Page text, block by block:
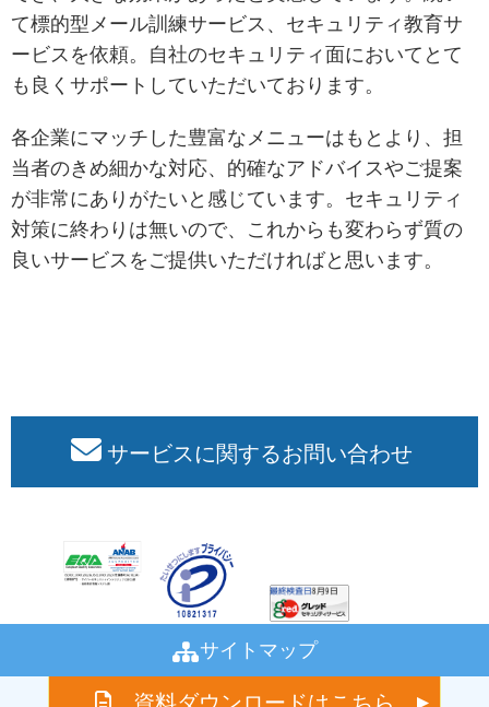
て標的型メール訓練サービス、セキュリティ教育サ
ービスを依頼。自社のセキュリティ面においてとて
も良くサポートしていただいております。
各企業にマッチした豊富なメニューはもとより、担
当者のきめ細かな対応、的確なアドバイスやご提案
が非常にありがたいと感じています。セキュリティ
対策に終わりは無いので、これからも変わらず質の
良いサービスをご提供いただければと思います。
サービスに関するお問い合わせ
お問い合わせはこちら
サイトマップ
Copyright (C)2026 Alpha Net Co., Ltd. All rights reserved.